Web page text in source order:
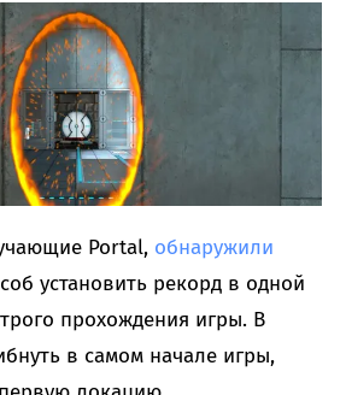
Portal, обнаружили
установить рекорд в одной
прохождения игры. В
в самом начале игры,